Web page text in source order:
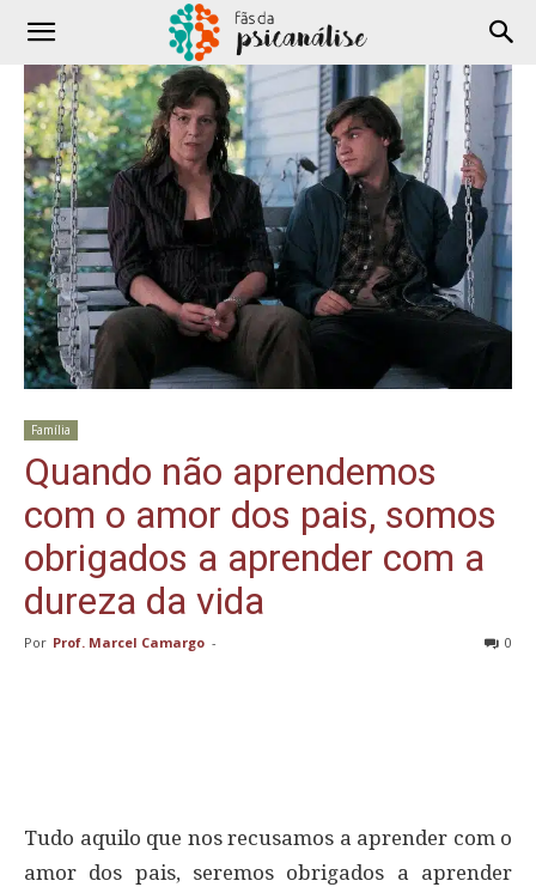
Família
Quando não aprendemos
com o amor dos pais, somos
obrigados a aprender com a
dureza da vida
Por Prof. Marcel Camargo - 0
Tudo aquilo que nos recusamos a aprender com o
amor dos pais, seremos obrigados a aprender